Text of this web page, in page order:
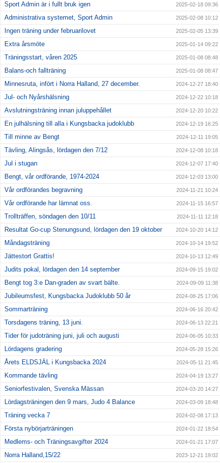
Sport Admin är i fullt bruk igen 2025-02-18 09:36
Administrativa systemet, Sport Admin 2025-02-08 10:12
Ingen träning under februarilovet 2025-02-05 13:39
Extra årsmöte 2025-01-14 09:22
Träningsstart, våren 2025 2025-01-08 08:48
Balans-och fallträning 2025-01-08 08:47
Minnesruta, infört i Norra Halland, 27 december. 2024-12-27 18:40
Jul- och Nyårshälsning 2024-12-22 10:18
Avslutningsträning innan juluppehållet 2024-12-20 10:22
En julhälsning till alla i Kungsbacka judoklubb 2024-12-19 16:25
Till minne av Bengt 2024-12-11 19:05
Tävling, Alingsås, lördagen den 7/12 2024-12-08 10:18
Jul i stugan 2024-12-07 17:40
Bengt, vår ordförande, 1974-2024 2024-12-03 13:00
Vår ordförandes begravning 2024-11-21 10:24
Vår ordförande har lämnat oss. 2024-11-15 16:57
Trollträffen, söndagen den 10/11 2024-11-11 12:18
Resultat Go-cup Stenungsund, lördagen den 19 oktober 2024-10-20 14:12
Måndagsträning 2024-10-14 19:52
Jättestort Grattis! 2024-10-13 12:49
Judits pokal, lördagen den 14 september 2024-09-15 19:02
Bengt tog 3:e Dan-graden av svart bälte. 2024-09-09 11:38
Jubileumsfest, Kungsbacka Judoklubb 50 år 2024-08-25 17:06
Sommarträning 2024-06-16 20:42
Torsdagens träning, 13 juni. 2024-06-13 22:21
Tider för judoträning juni, juli och augusti 2024-06-05 10:33
Lördagens gradering 2024-05-28 15:26
Årets ELDSJÄL i Kungsbacka 2024 2024-05-11 21:45
Kommande tävling 2024-04-19 13:27
Seniorfestivalen, Svenska Mässan 2024-03-20 14:27
Lördagsträningen den 9 mars, Judo 4 Balance 2024-03-09 18:48
Träning vecka 7 2024-02-08 17:13
Första nybörjarträningen 2024-01-22 18:54
Medlems- och Träningsavgifter 2024 2024-01-21 17:07
Norra Halland,15/22 2023-12-21 19:02